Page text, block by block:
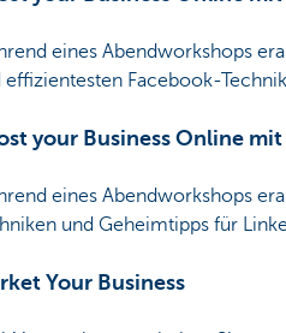
eines Abendworkshops
effizientesten Facebook-
your Business Online
eines Abendworkshops
und Geheimtipps für
Your Business